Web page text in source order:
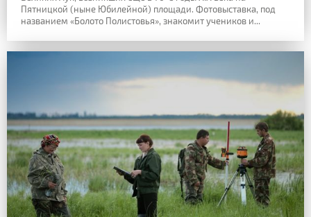
Пятницкой (ныне Юбилейной) площади. Фотовыставка, под
названием «Болото Полистовья», знакомит учеников и...